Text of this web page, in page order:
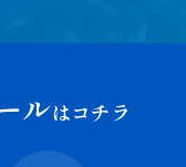
ルはコチラ